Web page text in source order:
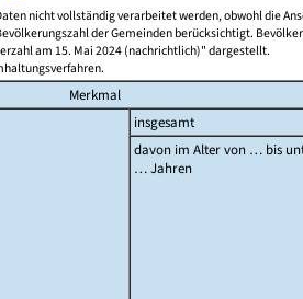
nicht vollständig verarbeitet werden, obwohl die
der Gemeinden berücksichtigt.
am 15. Mai 2024 (nachrichtlich)" dargestellt.
Merkmal
insgesamt
davon im Alter von … bis
… Jahren